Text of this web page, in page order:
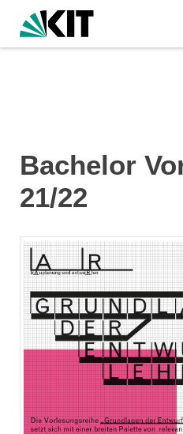
Bachelor
21/22